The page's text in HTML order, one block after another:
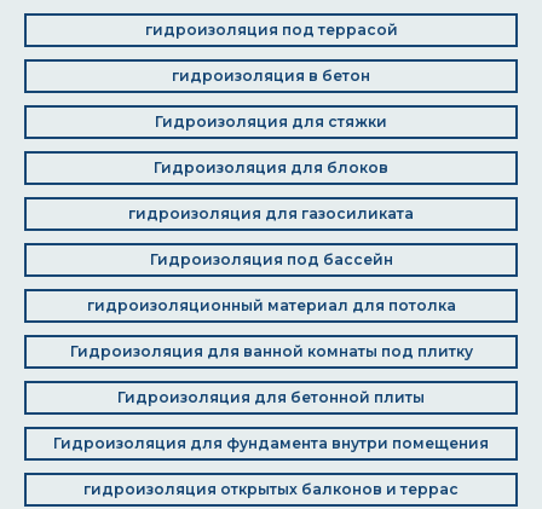
гидроизоляция под террасой
гидроизоляция в бетон
Гидроизоляция для стяжки
Гидроизоляция для блоков
гидроизоляция для газосиликата
Гидроизоляция под бассейн
гидроизоляционный материал для потолка
Гидроизоляция для ванной комнаты под плитку
Гидроизоляция для бетонной плиты
Гидроизоляция для фундамента внутри помещения
гидроизоляция открытых балконов и террас